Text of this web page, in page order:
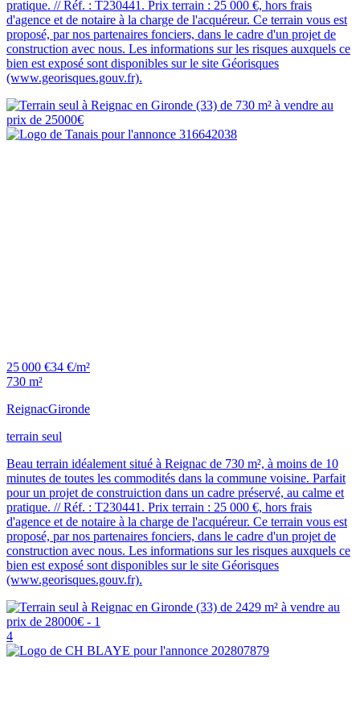
pratique. // Réf. : T230441. Prix terrain : 25 000 €, hors frais
d'agence et de notaire à la charge de l'acquéreur. Ce terrain vous est
proposé, par nos partenaires fonciers, dans le cadre d'un projet de
construction avec nous. Les informations sur les risques auxquels ce
bien est exposé sont disponibles sur le site Géorisques
(www.georisques.gouv.fr).
25 000 €34 €/m²
730 m²
ReignacGironde
terrain seul
Beau terrain idéalement situé à Reignac de 730 m², à moins de 10
minutes de toutes les commodités dans la commune voisine. Parfait
pour un projet de construiction dans un cadre préservé, au calme et
pratique. // Réf. : T230441. Prix terrain : 25 000 €, hors frais
d'agence et de notaire à la charge de l'acquéreur. Ce terrain vous est
proposé, par nos partenaires fonciers, dans le cadre d'un projet de
construction avec nous. Les informations sur les risques auxquels ce
bien est exposé sont disponibles sur le site Géorisques
(www.georisques.gouv.fr).
4